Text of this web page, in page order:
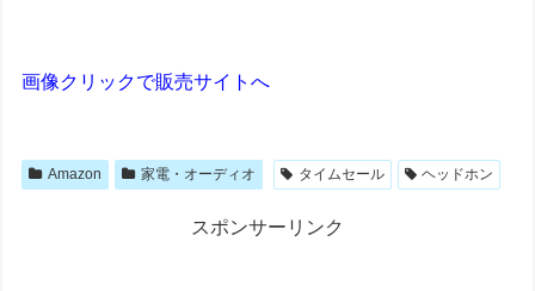
画像クリックで販売サイトへ
Amazon 家電・オーディオ タイムセール ヘッドホン
スポンサーリンク